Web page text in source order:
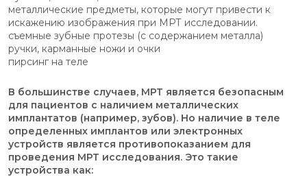
металлические предметы, которые могут привести к
искажению изображения при МРТ исследовании.
съемные зубные протезы (с содержанием металла)
ручки, карманные ножи и очки
пирсинг на теле
В большинстве случаев, МРТ является безопасным
для пациентов с наличием металлических
имплантатов (например, зубов). Но наличие в теле
определенных имплантов или электронных
устройств является противопоказанием для
проведения МРТ исследования. Это такие
устройства как: